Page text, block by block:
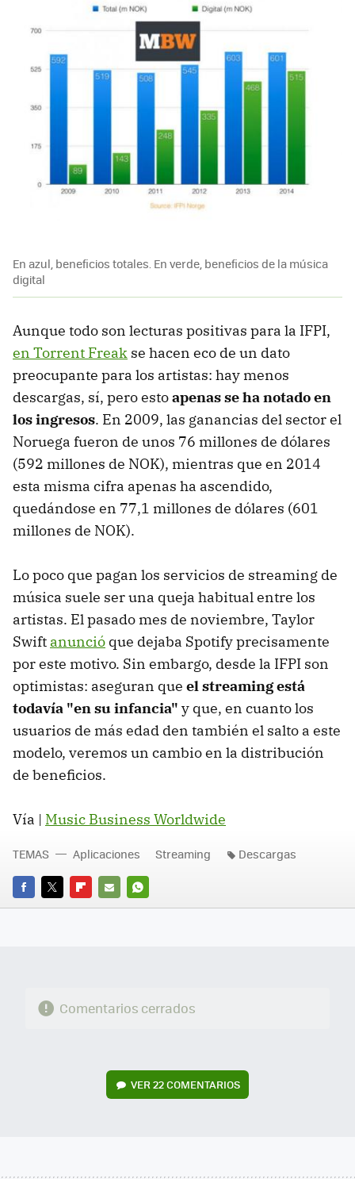
En azul, beneficios totales. En verde, beneficios de la música
digital
Aunque todo son lecturas positivas para la IFPI,
en Torrent Freak se hacen eco de un dato
preocupante para los artistas: hay menos
descargas, sí, pero estoapenas se ha notado en
los ingresos. En 2009, las ganancias del sector el
Noruega fueron de unos 76 millones de dólares
(592 millones de NOK), mientras que en 2014
esta misma cifra apenas ha ascendido,
quedándose en 77,1 millones de dólares (601
millones de NOK).
Lo poco que pagan los servicios de streaming de
música suele ser una queja habitual entre los
artistas. El pasado mes de noviembre, Taylor
Swift anunció que dejaba Spotify precisamente
por este motivo. Sin embargo, desde la IFPI son
optimistas: aseguran que el streaming está
todavía "en su infancia" y que, en cuanto los
usuarios de más edad den también el salto a este
modelo, veremos un cambio en la distribución
de beneficios.
Vía | Music Business Worldwide
FACEBOOK
TWITTERFLIPBOARD
E-
WHATSAPP
TEMAS Aplicaciones Streaming Descargas
Comentarios cerrados
VER22 COMENTARIOS